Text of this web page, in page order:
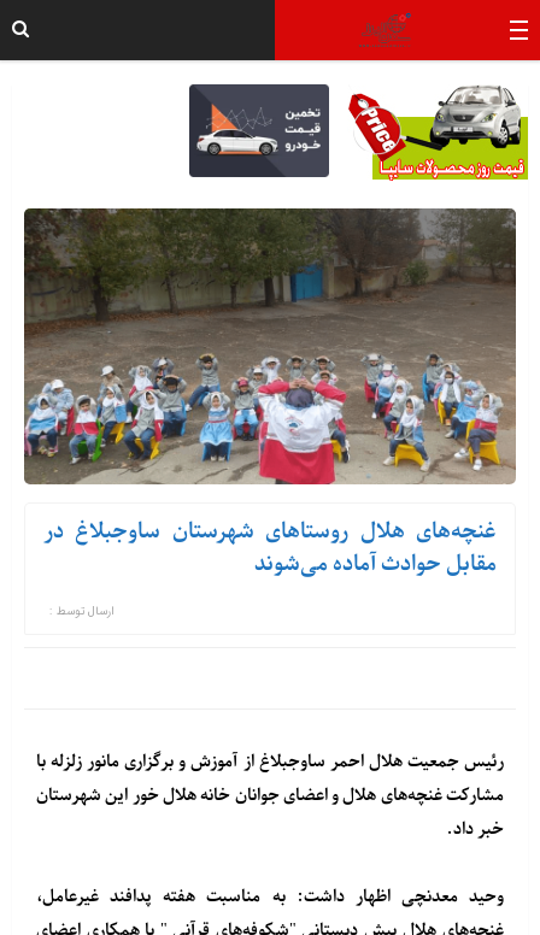
غنچه‌های هلال روستاهای شهرستان ساوجبلاغ در
مقابل حوادث آماده می‌شوند
ارسال توسط :
رئیس جمعیت هلال احمر ساوجبلاغ از آموزش و برگزاری مانور زلزله با
مشارکت غنچه‌های هلال و اعضای جوانان خانه هلال خور این شهرستان
خبر داد.
وحید معدنچی اظهار داشت: به مناسبت هفته پدافند غیرعامل،